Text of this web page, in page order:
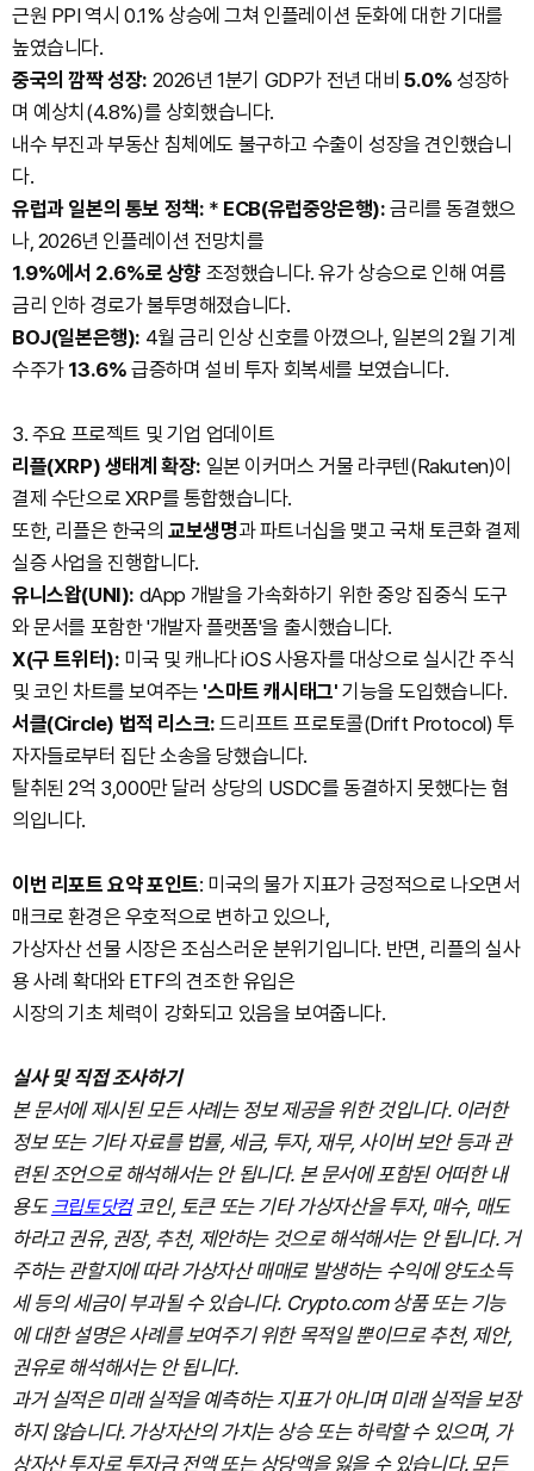
근원 PPI 역시 0.1% 상승에 그쳐 인플레이션 둔화에 대한 기대를
높였습니다.
중국의 깜짝 성장: 2026년 1분기 GDP가 전년 대비5.0% 성장하
며 예상치(4.8%)를 상회했습니다.
내수 부진과 부동산 침체에도 불구하고 수출이 성장을 견인했습니
다.
유럽과 일본의 통보 정책: * ECB(유럽중앙은행): 금리를 동결했으
나, 2026년 인플레이션 전망치를
1.9%에서 2.6%로 상향 조정했습니다. 유가 상승으로 인해 여름
금리 인하 경로가 불투명해졌습니다.
BOJ(일본은행): 4월 금리 인상 신호를 아꼈으나, 일본의 2월 기계
수주가 13.6% 급증하며 설비 투자 회복세를 보였습니다.
3. 주요 프로젝트 및 기업 업데이트
리플(XRP) 생태계 확장: 일본 이커머스 거물 라쿠텐(Rakuten)이
결제 수단으로 XRP를 통합했습니다.
또한, 리플은 한국의교보생명과 파트너십을 맺고 국채 토큰화 결제
실증 사업을 진행합니다.
유니스왑(UNI): dApp 개발을 가속화하기 위한 중앙 집중식 도구
와 문서를 포함한 '개발자 플랫폼'을 출시했습니다.
X(구 트위터): 미국 및 캐나다 iOS 사용자를 대상으로 실시간 주식
및 코인 차트를 보여주는 '스마트 캐시태그' 기능을 도입했습니다.
서클(Circle) 법적 리스크: 드리프트 프로토콜(Drift Protocol) 투
자자들로부터 집단 소송을 당했습니다.
탈취된 2억 3,000만 달러 상당의 USDC를 동결하지 못했다는 혐
의입니다.
이번 리포트 요약 포인트: 미국의 물가 지표가 긍정적으로 나오면서
매크로 환경은 우호적으로 변하고 있으나,
가상자산 선물 시장은 조심스러운 분위기입니다. 반면, 리플의 실사
용 사례 확대와 ETF의 견조한 유입은
시장의 기초 체력이 강화되고 있음을 보여줍니다.
실사 및 직접 조사하기
본 문서에 제시된 모든 사례는 정보 제공을 위한 것입니다. 이러한
정보 또는 기타 자료를 법률, 세금, 투자, 재무, 사이버 보안 등과 관
련된 조언으로 해석해서는 안 됩니다. 본 문서에 포함된 어떠한 내
용도크립토닷컴코인, 토큰 또는 기타 가상자산을 투자, 매수, 매도
하라고 권유, 권장, 추천, 제안하는 것으로 해석해서는 안 됩니다. 거
주하는 관할지에 따라 가상자산 매매로 발생하는 수익에 양도소득
세 등의 세금이 부과될 수 있습니다. Crypto.com 상품 또는 기능
에 대한 설명은 사례를 보여주기 위한 목적일 뿐이므로 추천, 제안,
권유로 해석해서는 안 됩니다.
과거 실적은 미래 실적을 예측하는 지표가 아니며 미래 실적을 보장
하지 않습니다. 가상자산의 가치는 상승 또는 하락할 수 있으며, 가
상자산 투자로 투자금 전액 또는 상당액을 잃을 수 있습니다. 모든